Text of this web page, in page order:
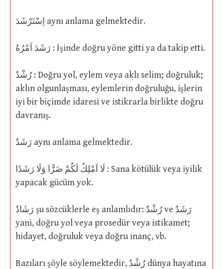
اِسْتَرْشَدَ aynı anlama gelmektedir.
رَشَدَ اَمْرُهُ : İşinde doğru yöne gitti ya da takip etti.
رُشْدٌ : Doğru yol, eylem veya aklı selim; doğruluk;
aklın olgunlaşması, eylemlerin doğruluğu, işlerin
iyi bir biçimde idaresi ve istikrarla birlikte doğru
davranış.
رَشَدٌ aynı anlama gelmektedir.
لَا اَمْلِكُ لَكُمْ ضَرًّا وَلَا رَشَدًا : Sana kötülük veya iyilik
yapacak gücüm yok.
رَشَادٌ şu sözcüklerle eş anlamlıdır: رُشْدٌ ve رَشَدٌ
yani, doğru yol veya prosedür veya istikamet;
hidayet, doğruluk veya doğru inanç, vb.
Bazıları şöyle söylemektedir, رُشْدٌ dünya hayatına